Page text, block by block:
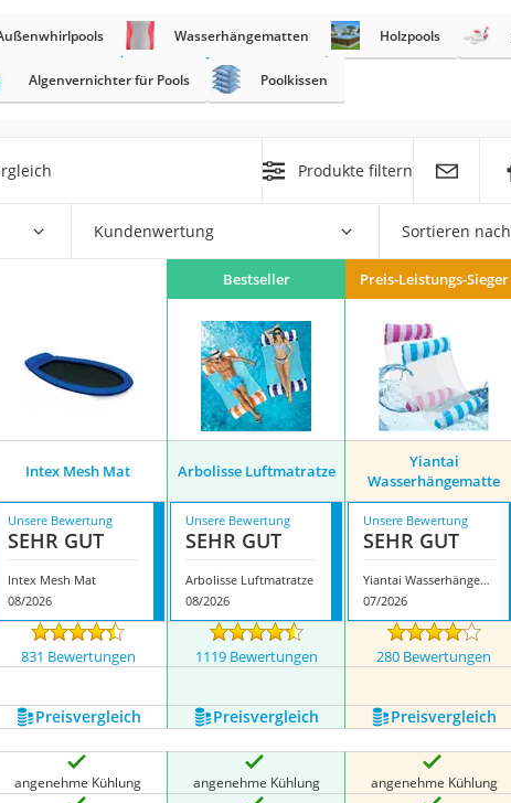
Wasserhängematten Holzpools
Algenvernichter für Pools Poolkissen
Produkte filtern
Kundenwertung Sortieren nach
Bestseller Preis-Leistungs-Sieger
Intex Mesh Mat Arbolisse Luftmatratze
Yiantai
Wasserhängematte
Unsere Bewertung
SEHR GUT
Intex Mesh Mat
08/2026
Unsere Bewertung
SEHR GUT
Arbolisse Luftmatratze
08/2026
Unsere Bewertung
SEHR GUT
Yiantai Wasserhängematte
07/2026
831 Bewertungen 1119 Bewertungen 280 Bewertungen
Preis­vergleich Preis­vergleich Preis­vergleich
angenehme Kühlung angenehme Kühlung angenehme Kühlung